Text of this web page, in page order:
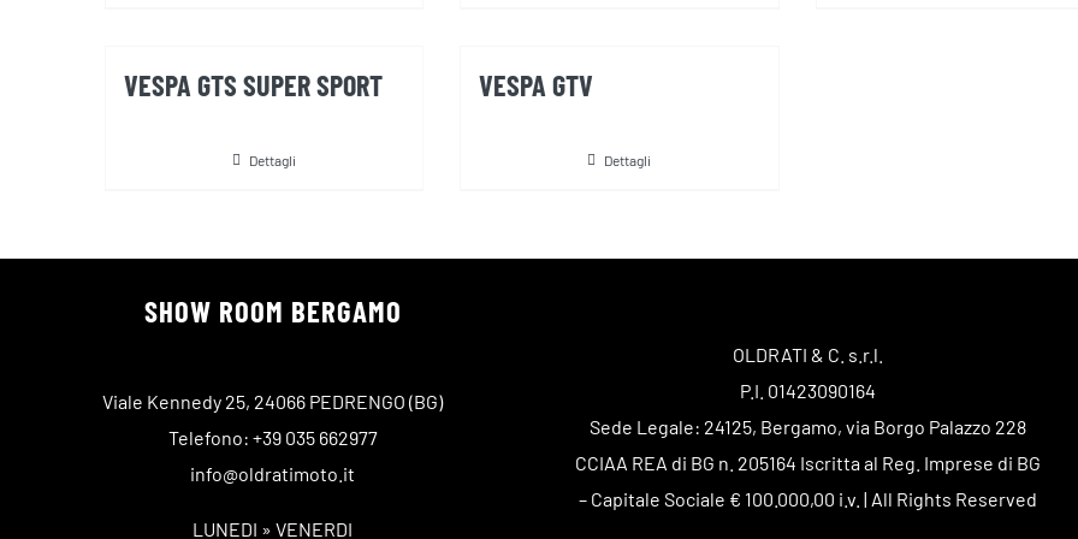
VESPA GTS SUPER SPORT
Dettagli
VESPA GTV
Dettagli
SHOW ROOM BERGAMO
Viale Kennedy 25, 24066 PEDRENGO (BG)
Telefono: +39 035 662977
info@oldratimoto.it
LUNEDI » VENERDI
OLDRATI & C. s.r.l.
P.I. 01423090164
Sede Legale: 24125, Bergamo, via Borgo Palazzo 228
CCIAA REA di BG n. 205164 Iscritta al Reg. Imprese di BG
– Capitale Sociale € 100.000,00 i.v. | All Rights Reserved